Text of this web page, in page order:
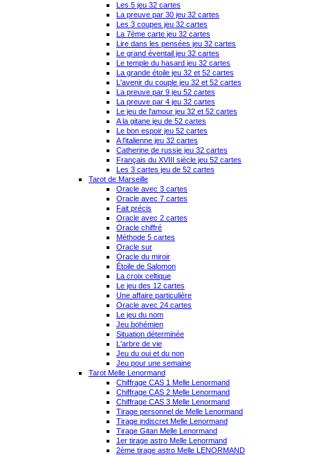
Les 5 jeu 32 cartes
La preuve par 30 jeu 32 cartes
Les 3 coupes jeu 32 cartes
La 7ème carte jeu 32 cartes
Lire dans les pensées jeu 32 cartes
Le grand éventail jeu 32 cartes
Le temple du hasard jeu 32 cartes
La grande étoile jeu 32 et 52 cartes
L'avenir du couple jeu 32 et 52 cartes
La preuve par 9 jeu 52 cartes
La preuve par 4 jeu 32 cartes
Le jeu de l'amour jeu 32 et 52 cartes
A la gitane jeu de 52 cartes
Le bon espoir jeu 52 cartes
A l'italienne jeu 32 cartes
Catherine de russie jeu 32 cartes
Français du XVIII siècle jeu 52 cartes
Les 3 cartes jeu de 52 cartes
Tarot de Marseille
Oracle avec 3 cartes
Oracle avec 7 cartes
Fait précis
Oracle avec 2 cartes
Oracle chiffré
Méthode 5 cartes
Oracle sur
Oracle du miroir
Étoile de Salomon
La croix celtique
Le jeu des 12 cartes
Une affaire particulière
Oracle avec 24 cartes
Le jeu du nom
Jeu bohémien
Situation déterminée
L'arbre de vie
Jeu du oui et du non
Jeu pour une semaine
Tarot Melle Lenormand
Chiffrage CAS 1 Melle Lenormand
Chiffrage CAS 2 Melle Lenormand
Chiffrage CAS 3 Melle Lenormand
Tirage personnel de Melle Lenormand
Tirage indiscret Melle Lenormand
Tirage Gitan Melle Lenormand
1er tirage astro Melle Lenormand
2ème tirage astro Melle LENORMAND